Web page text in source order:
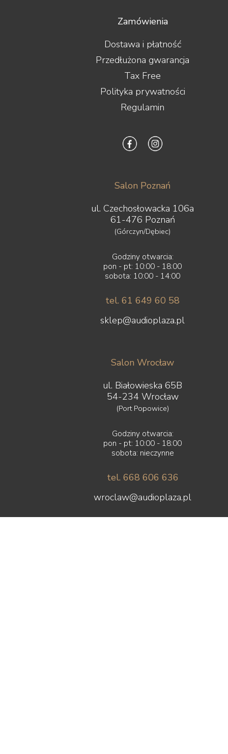
Zamówienia
Dostawa i płatność
Przedłużona gwarancja
Tax Free
Polityka prywatności
Regulamin
Salon Poznań
ul. Czechosłowacka 106a
61-476 Poznań
(Górczyn/Dębiec)
Godziny otwarcia:
pon - pt: 10:00 - 18:00
sobota: 10:00 - 14:00
tel. 61 649 60 58
sklep@audioplaza.pl
Salon Wrocław
ul. Białowieska 65B
54-234 Wrocław
(Port Popowice)
Godziny otwarcia:
pon - pt: 10:00 - 18:00
sobota: nieczynne
tel. 668 606 636
wroclaw@audioplaza.pl